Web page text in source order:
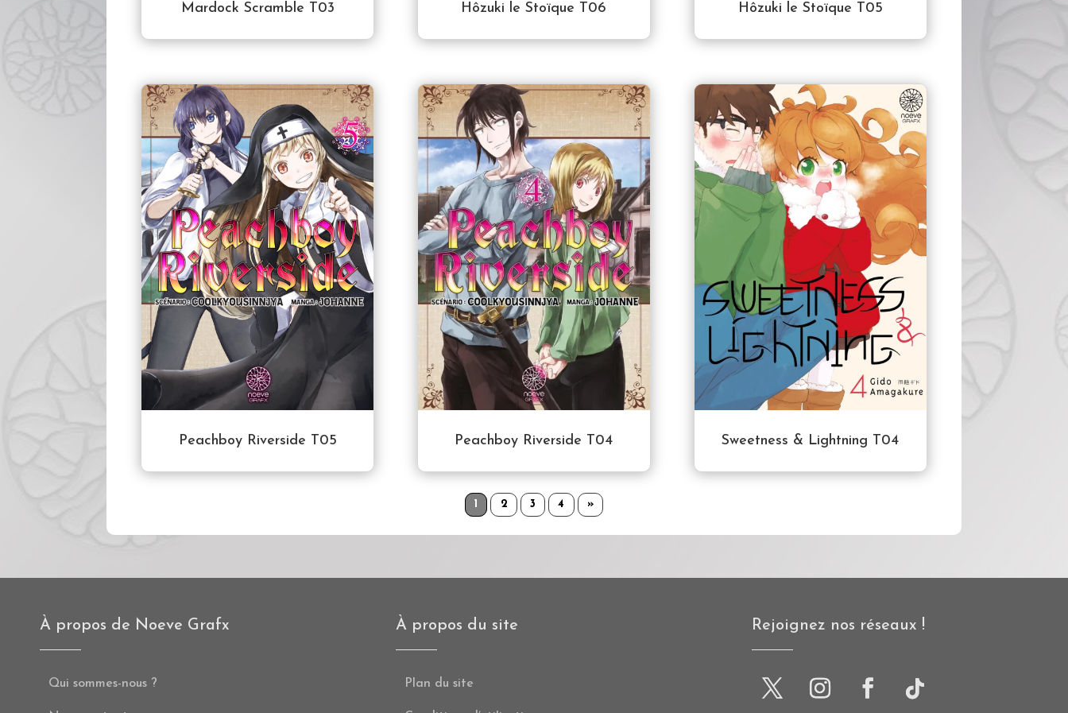
Mardock Scramble T03
Peachboy Riverside T05
Hôzuki le Stoïque T06
Peachboy Riverside T04
Hôzuki le Stoïque T05
Sweetness & Lightning T04
1 2 3 4 »
À propos de Noeve Grafx
Qui sommes-nous ?
À propos du site
Plan du site
Rejoignez nos réseaux !